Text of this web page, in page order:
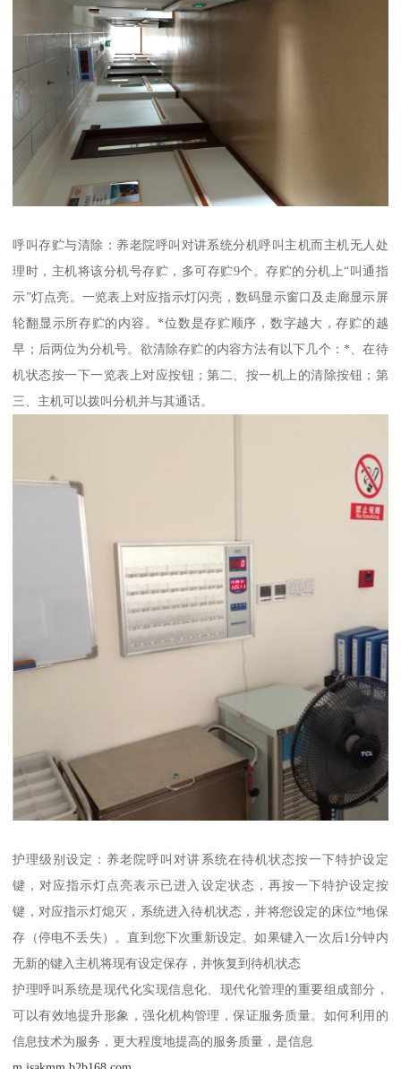
呼叫存贮与清除：养老院呼叫对讲系统分机呼叫主机而主机无人处
理时，主机将该分机号存贮，多可存贮9个。存贮的分机上“叫通指
示”灯点亮。一览表上对应指示灯闪亮，数码显示窗口及走廊显示屏
轮翻显示所存贮的内容。*位数是存贮顺序，数字越大，存贮的越
早；后两位为分机号。欲清除存贮的内容方法有以下几个：*、在待
机状态按一下一览表上对应按钮；第二、按一机上的清除按钮；第
三、主机可以拨叫分机并与其通话。
护理级别设定：养老院呼叫对讲系统在待机状态按一下特护设定
键，对应指示灯点亮表示已进入设定状态，再按一下特护设定按
键，对应指示灯熄灭，系统进入待机状态，并将您设定的床位*地保
存（停电不丢失）。直到您下次重新设定。如果键入一次后1分钟内
无新的键入主机将现有设定保存，并恢复到待机状态
护理呼叫系统是现代化实现信息化、现代化管理的重要组成部分，
可以有效地提升形象，强化机构管理，保证服务质量。如何利用的
信息技术为服务，更大程度地提高的服务质量，是信息